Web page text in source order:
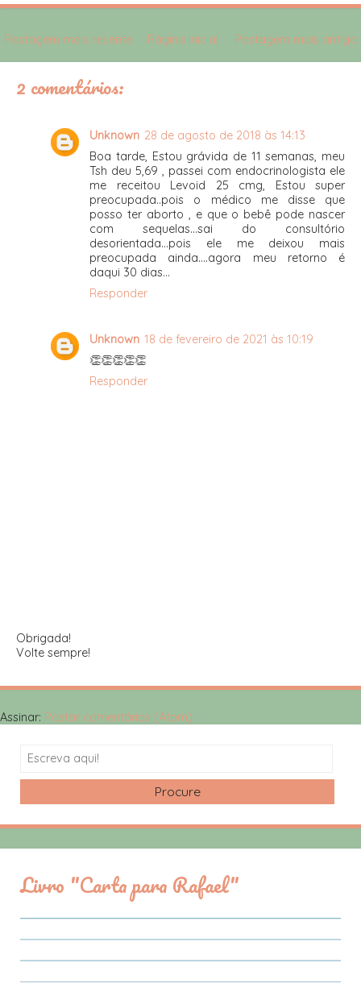
Postagem mais recente Postagem mais antiga
Página inicial
2 comentários:
Unknown 28 de agosto de 2018 às 14:13
Boa tarde, Estou grávida de 11 semanas, meu
Tsh deu 5,69 , passei com endocrinologista ele
me receitou Levoid 25 cmg, Estou super
preocupada..pois o médico me disse que
posso ter aborto , e que o bebê pode nascer
com sequelas...sai do consultório
desorientada...pois ele me deixou mais
preocupada ainda....agora meu retorno é
daqui 30 dias...
Responder
Unknown 18 de fevereiro de 2021 às 10:19
👏👏👏👏👏
Responder
Obrigada!
Volte sempre!
Assinar: Postar comentários (Atom)
Search
Livro "Carta para Rafael"